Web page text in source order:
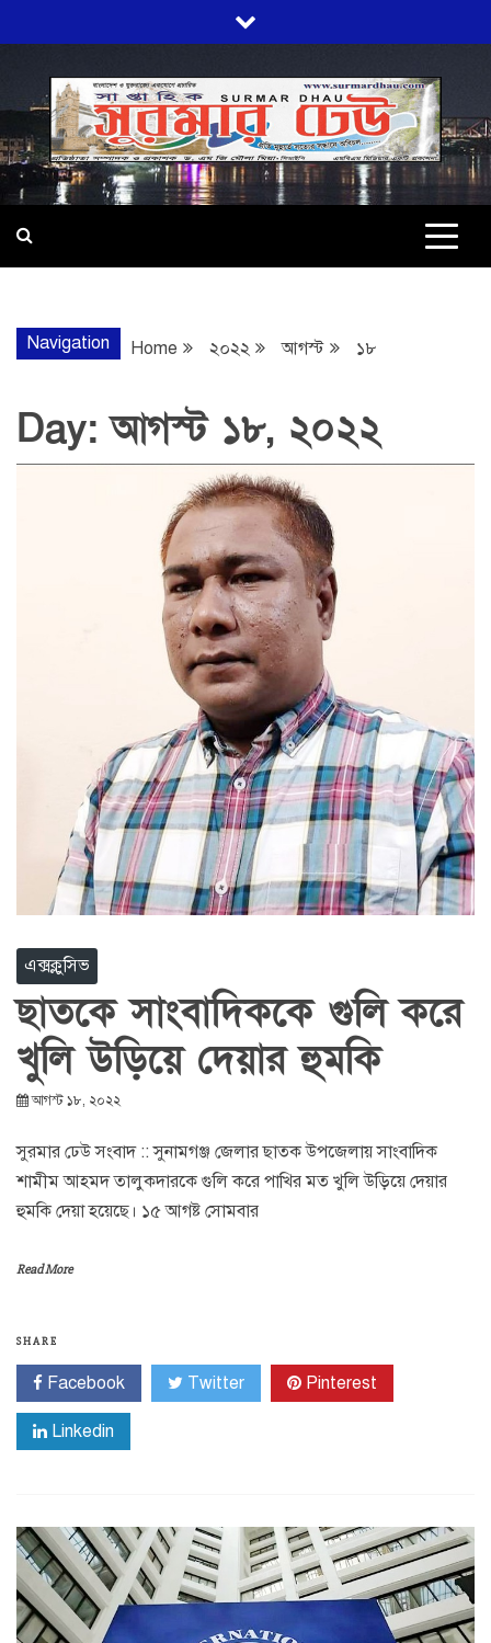
to
content
প্রতি মূহুর্তে সত্যের সন্ধানে অবিচল…
Navigation Home ২০২২ আগস্ট ১৮
Day:আগস্ট ১৮, ২০২২
এক্সক্লুসিভ
ছাতকে সাংবাদিককে গুলি করে
খুলি উড়িয়ে দেয়ার হুমকি
আগস্ট ১৮, ২০২২
সুরমার ঢেউ সংবাদ :: সুনামগঞ্জ জেলার ছাতক উপজেলায় সাংবাদিক
শামীম আহমদ তালুকদারকে গুলি করে পাখির মত খুলি উড়িয়ে দেয়ার
হুমকি দেয়া হয়েছে। ১৫ আগষ্ট সোমবার
Read More
SHARE
Facebook Twitter Pinterest
Linkedin